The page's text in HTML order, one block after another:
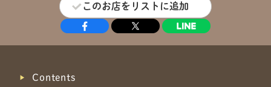
このお店をリストに追加
Contents